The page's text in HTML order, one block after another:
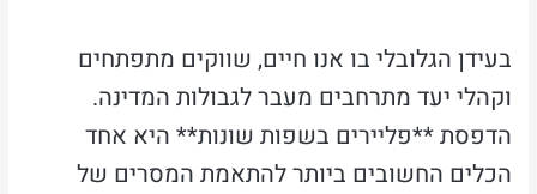
בעידן הגלובלי בו אנו חיים, שווקים מתפתחים
וקהלי יעד מתרחבים מעבר לגבולות המדינה.
הדפסת **פליירים בשפות שונות** היא אחד
הכלים החשובים ביותר להתאמת המסרים של